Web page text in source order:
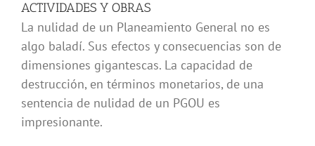
ACTIVIDADES Y OBRAS
La nulidad de un Planeamiento General no es
algo baladí. Sus efectos y consecuencias son de
dimensiones gigantescas. La capacidad de
destrucción, en términos monetarios, de una
sentencia de nulidad de un PGOU es
impresionante.